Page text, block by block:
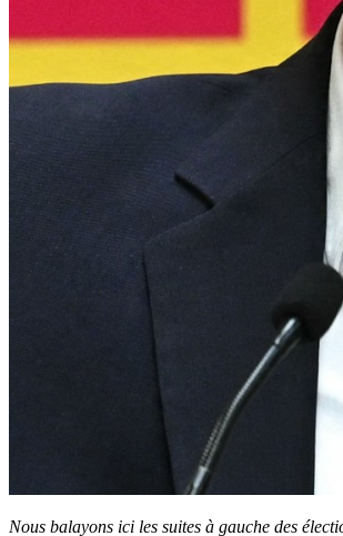
Nous balayons ici les suites à gauche des